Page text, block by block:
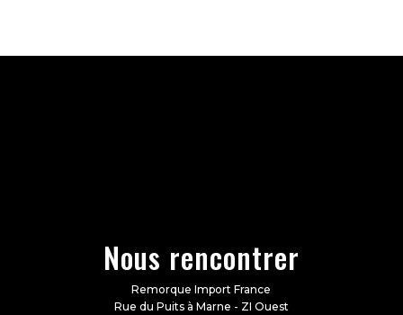
Nous rencontrer
Remorque Import France
Rue du Puits à Marne - ZI Ouest